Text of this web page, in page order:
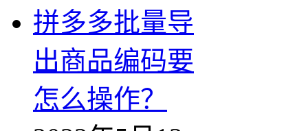
拼多多批量导
出商品编码要
怎么操作？